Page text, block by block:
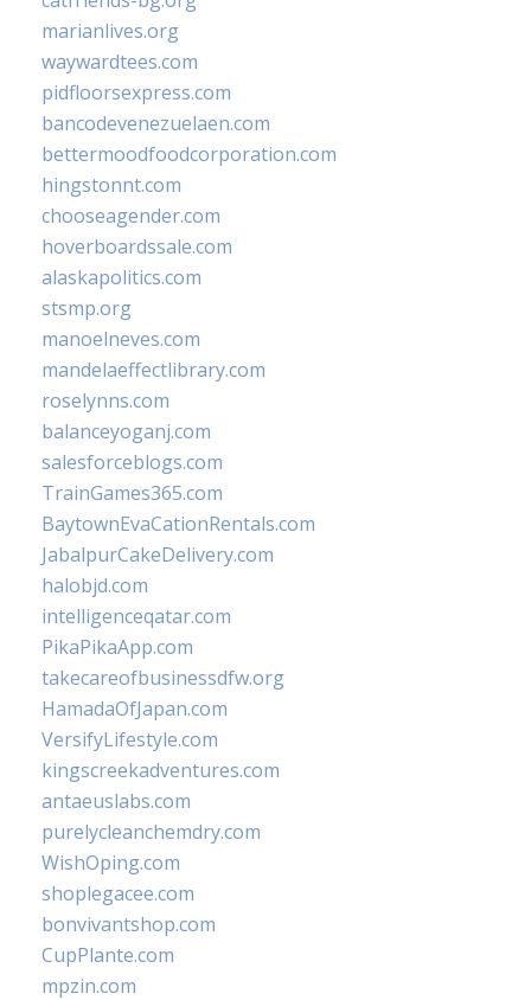
marianlives.org
waywardtees.com
pidfloorsexpress.com
bancodevenezuelaen.com
bettermoodfoodcorporation.com
hingstonnt.com
chooseagender.com
hoverboardssale.com
alaskapolitics.com
stsmp.org
manoelneves.com
mandelaeffectlibrary.com
roselynns.com
balanceyoganj.com
salesforceblogs.com
TrainGames365.com
BaytownEvaCationRentals.com
JabalpurCakeDelivery.com
halobjd.com
intelligenceqatar.com
PikaPikaApp.com
takecareofbusinessdfw.org
HamadaOfJapan.com
VersifyLifestyle.com
kingscreekadventures.com
antaeuslabs.com
purelycleanchemdry.com
WishOping.com
shoplegacee.com
bonvivantshop.com
CupPlante.com
mpzin.com